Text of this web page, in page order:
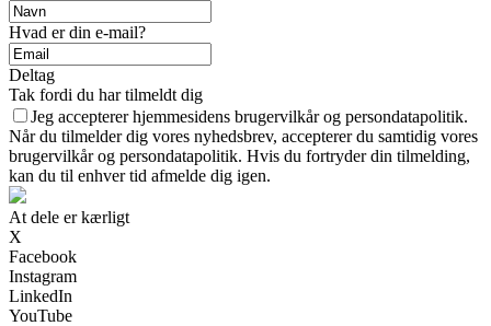
Hvad er din e-mail?
Deltag
Tak fordi du har tilmeldt dig
Jeg accepterer hjemmesidens brugervilkår og persondatapolitik.
Når du tilmelder dig vores nyhedsbrev, accepterer du samtidig vores
brugervilkår og persondatapolitik. Hvis du fortryder din tilmelding,
kan du til enhver tid afmelde dig igen.
At dele er kærligt
X
Facebook
Instagram
LinkedIn
YouTube